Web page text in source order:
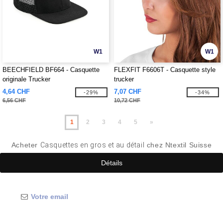
W1
BEECHFIELD BF664 - Casquette
originale Trucker
4,64 CHF
6,56 CHF
-29%
W1
FLEXFIT F6606T - Casquette style
trucker
7,07 CHF
10,72 CHF
-34%
1 2 3 4 5 »
Acheter Casquettes en gros et au détail chez Ntextil Suisse
Détails